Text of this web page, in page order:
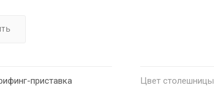
приставка Цвет столешницы